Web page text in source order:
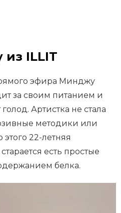
ILLIT
эфира Минджу
за своим питанием и
голод. Артистка не стала
методики или
22-летняя
есть простые
белка.